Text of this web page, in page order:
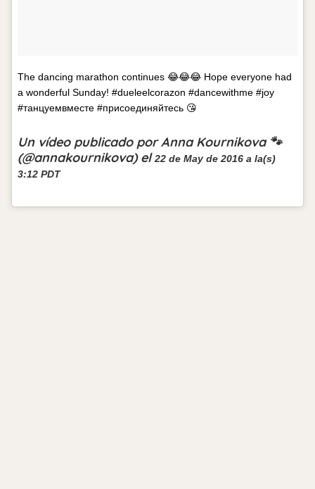
The dancing marathon continues 😂😂😂 Hope everyone had
a wonderful Sunday! #dueleelcorazon #dancewithme #joy
#танцуемвместе #присоединяйтесь 😘
Un vídeo publicado por Anna Kournikova 🐾
(@annakournikova) el22 de May de 2016 a la(s)
3:12 PDT